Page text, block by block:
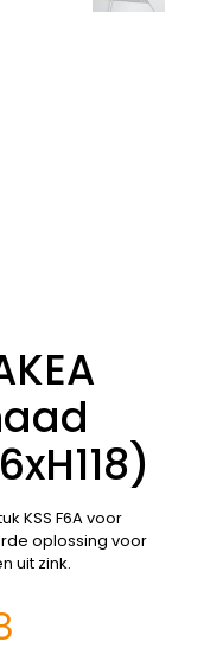
KSS F6A voor
oplossing voor
uit zink.